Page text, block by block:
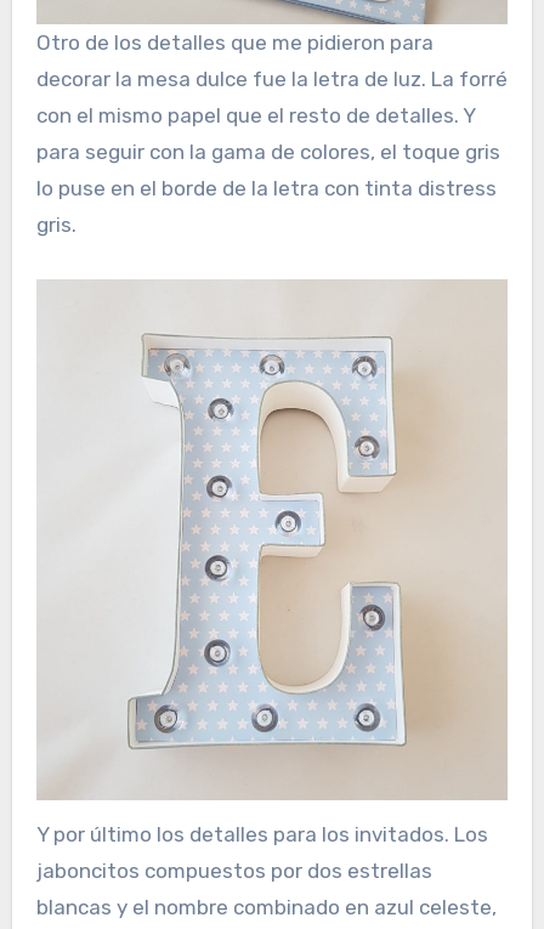
Otro de los detalles que me pidieron para
decorar la mesa dulce fue la letra de luz. La forré
con el mismo papel que el resto de detalles. Y
para seguir con la gama de colores, el toque gris
lo puse en el borde de la letra con tinta distress
gris.
Y por último los detalles para los invitados. Los
jaboncitos compuestos por dos estrellas
blancas y el nombre combinado en azul celeste,